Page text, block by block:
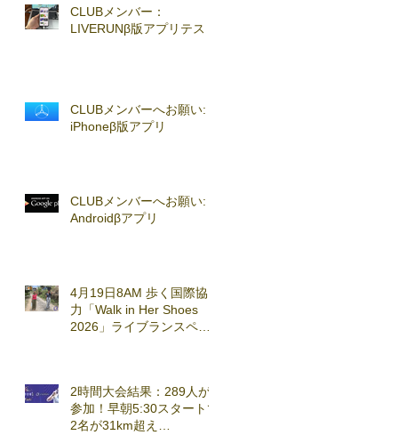
CLUBメンバー：
LIVERUNβ版アプリテスト
CLUBメンバーへお願い:
iPhoneβ版アプリ
CLUBメンバーへお願い:
Androidβアプリ
4月19日8AM 歩く国際協
力「Walk in Her Shoes
2026」ライブランスペシ
2時間大会結果：289人が
参加！早朝5:30スタートで
2名が31km超え